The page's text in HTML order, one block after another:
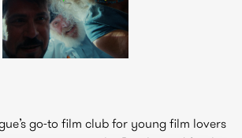
go-to film club for young film lovers